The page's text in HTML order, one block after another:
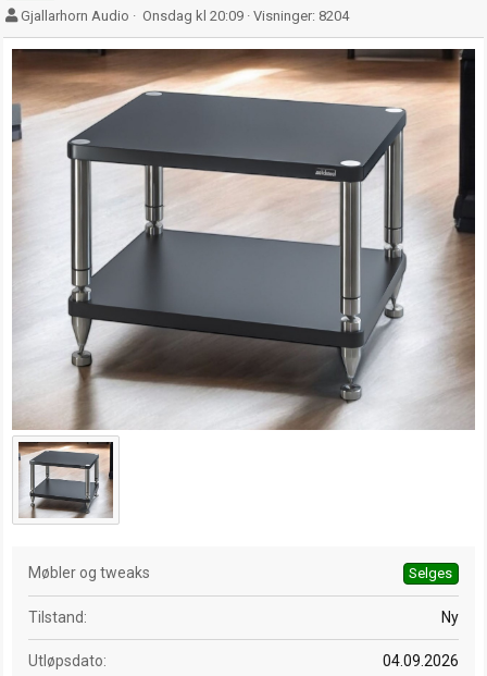
F
o
r
f
a
t
Gjallarhorn Audio
O
p
p
t
r
t
e
d
a
Onsdag kl 20:09 Visninger: 8204
Møbler og tweaks Selges
Tilstand Ny
Utløpsdato 04.09.2026